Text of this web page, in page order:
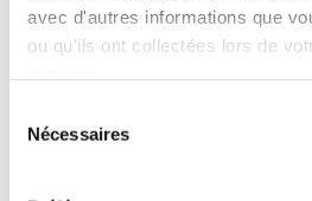
avec d'autres informations que
ou qu'ils ont collectées lors de
Nécessaires
Ajouter au panier